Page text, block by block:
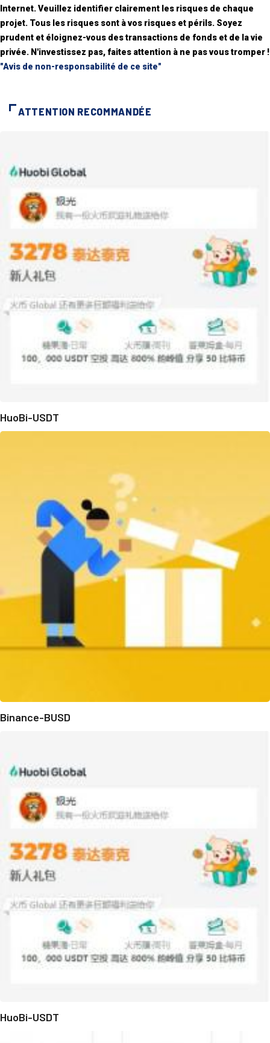
Internet. Veuillez identifier clairement les risques de chaque
projet. Tous les risques sont à vos risques et périls. Soyez
prudent et éloignez-vous des transactions de fonds et de la vie
privée. N'investissez pas, faites attention à ne pas vous tromper !
"Avis de non-responsabilité de ce site"
ATTENTION RECOMMANDÉE
HuoBi-USDT
Binance-BUSD
HuoBi-USDT